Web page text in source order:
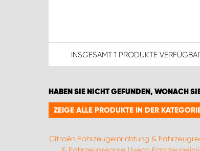
INSGESAMT 1 PRODUKTE
HABEN SIE NICHT GEFUNDEN, WONACH
ZEIGE ALLE PRODUKTE IN DER
Citroën Fahrzeugeinrichtung &